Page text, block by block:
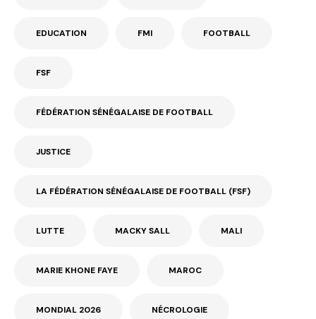
EDUCATION FMI FOOTBALL
FSF
FÉDÉRATION SÉNÉGALAISE DE FOOTBALL
JUSTICE
LA FÉDÉRATION SÉNÉGALAISE DE FOOTBALL (FSF)
LUTTE MACKY SALL MALI
MARIE KHONE FAYE MAROC
MONDIAL 2026 NÉCROLOGIE